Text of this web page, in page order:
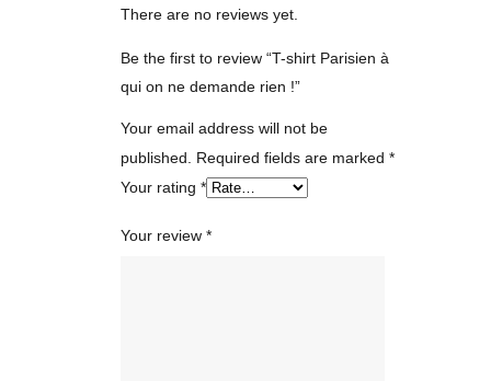
There are no reviews yet.
Be the first to review “T-shirt Parisien à
qui on ne demande rien !”
Your email address will not be
published.
Required fields are marked *
Your rating *
Your review *